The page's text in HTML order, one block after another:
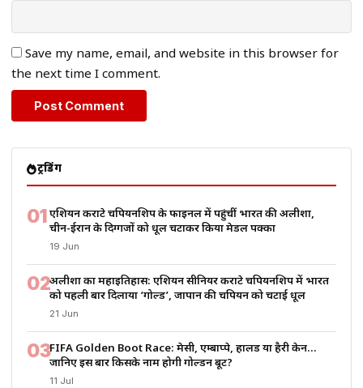
Save my name, email, and website in this browser for
the next time I comment.
ट्रेंडिंग
01एशियन कराटे चैंपियनशिप के फाइनल में पहुंचीं भारत की अलीशा,
चीन-ईरान के दिग्गजों को धूल चटाकर किया मेडल पक्का
19 Jun
02अलीशा का महाइतिहास: एशियन सीनियर कराटे चैंपियनशिप में भारत
को पहली बार दिलाया ‘गोल्ड’, जापान की चैंपियन को चटाई धूल
21 Jun
03FIFA Golden Boot Race: मेसी, एम्बाप्पे, हालैंड या हैरी केन…
जानिए इस बार किसके नाम होगी गोल्डन बूट?
11 Jul